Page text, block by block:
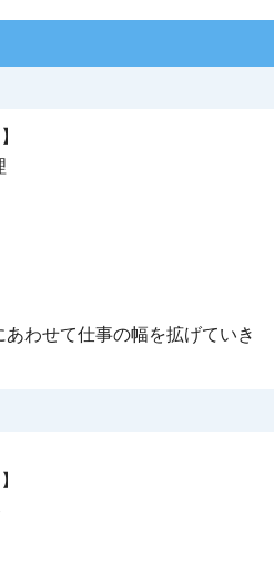
あわせて仕事の幅を拡げていき